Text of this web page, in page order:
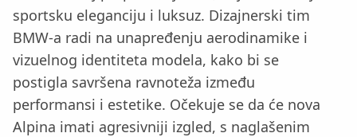
sportsku eleganciju i luksuz. Dizajnerski tim
BMW-a radi na unapređenju aerodinamike i
vizuelnog identiteta modela, kako bi se
postigla savršena ravnoteža između
performansi i estetike. Očekuje se da će nova
Alpina imati agresivniji izgled, s naglašenim